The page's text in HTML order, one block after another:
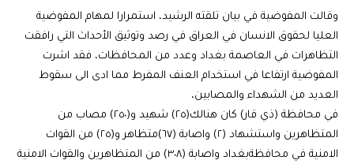
وقالت المفوضية في بيان تلقته الرشيد، استمرارا لمهام المفوضية
العليا لحقوق الانسان في العراق في رصد وتوثيق الأحداث التي رافقت
التظاهرات في العاصمة بغداد وعدد من المحافظات، فقد اشرت
المفوضية ارتفاعا في استخدام العنف المفرط مما ادى الى سقوط
العديد من الشهداء والمصابين،
في محافظة (ذي قار) كان هنالك(٢٥) شهيد و(٢٥٠) مصاب من
المتظاهرين واستشهاد (٢) واصابة (٦٧)متظاهر و(٢٥) من القوات
الامنية في محافظةبغداد واصابة (٣٠٨) من المتظاهرين والقوات الامنية